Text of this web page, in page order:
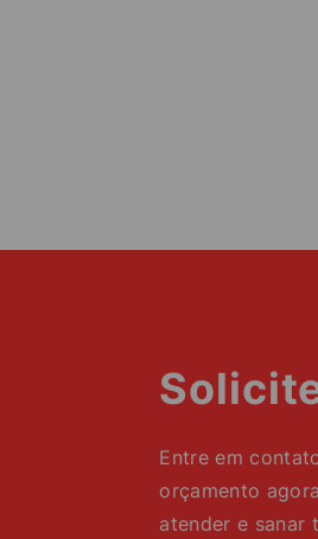
Entre em
orçamento
atender e sanar